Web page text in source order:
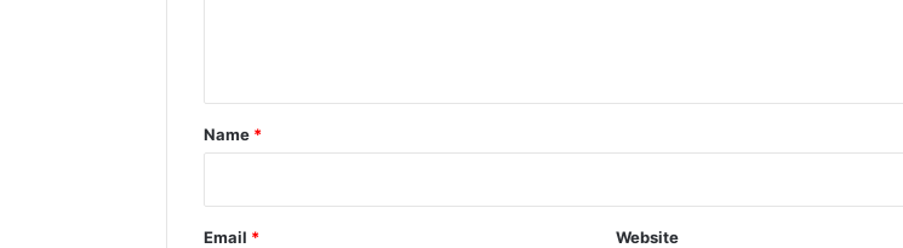
*
Name *
Email * Website